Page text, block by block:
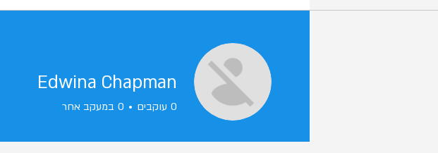
Edwina Chapman
0 עוקבים 0 במעקב אחר